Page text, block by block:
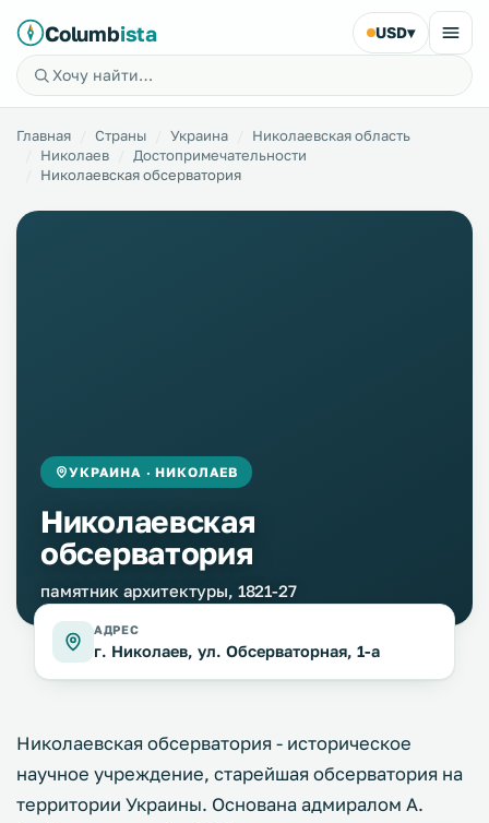
Columbista USD▾
Главная Страны Украина
Николаевская область
Николаев
Достопримечательности
Николаевская обсерватория
УКРАИНА · НИКОЛАЕВ
Николаевская
обсерватория
памятник архитектуры, 1821-27
АДРЕС
г. Николаев, ул. Обсерваторная, 1-а
Николаевская обсерватория - историческое
научное учреждение, старейшая обсерватория на
территории Украины. Основана адмиралом А.